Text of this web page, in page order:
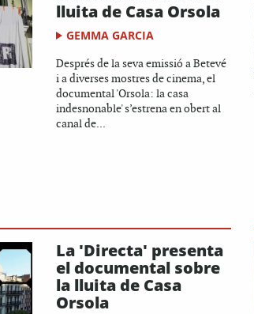
lluita de Casa Orsola
GEMMA GARCIA
Després de la seva emissió a Betevé
i a diverses mostres de cinema, el
documental 'Orsola: la casa
indesnonable' s’estrena en obert al
canal de...
La 'Directa' presenta
el documental sobre
la lluita de Casa
Orsola